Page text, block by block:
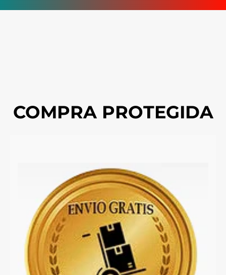
COMPRA PROTEGIDA